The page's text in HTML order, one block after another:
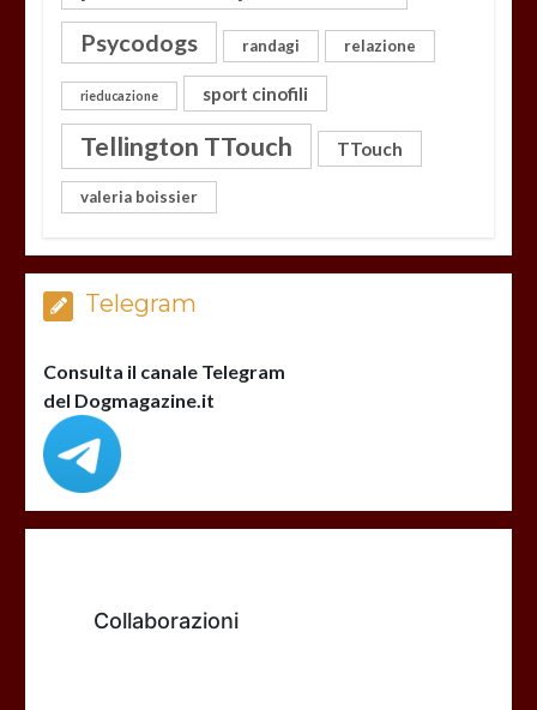
Psycodogs randagi relazione
rieducazione sport cinofili
Tellington TTouch TTouch
valeria boissier
Telegram
Consulta il canale Telegram
del Dogmagazine.it
Collaborazioni